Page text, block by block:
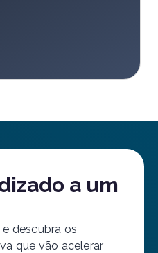
a um
descubra os
que vão acelerar